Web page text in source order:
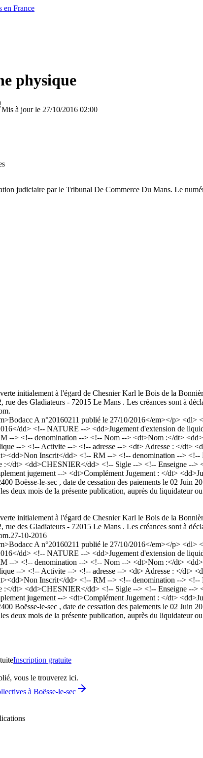
en France
physique
Mis à jour le 27/10/2016 02:00
judiciaire par le Tribunal De Commerce Du Mans. Le
initialement à l'égard de Chesnier Karl le Bois de la
des Gladiateurs - 72015 Le Mans . Les créances sont à
A n°20160211 publié le 27/10/2016</em></p>
dd> <!-- NATURE --> <dd>Jugement d'extension de
--> <!-- denomination --> <!-- Nom --> <dt>Nom :</dt>
--> <!-- Activite --> <!-- adresse --> <dt> Adresse : </dt>
Inscrit</dd> <!-- RM --> <!-- denomination -->
dt> <dd>CHESNIER</dd> <!-- Sigle --> <!-- Enseigne -->
jugement --> <dt>Complément Jugement : </dt>
Boësse-le-sec , date de cessation des paiements le 02
deux mois de la présente publication, auprès du liquidateur
initialement à l'égard de Chesnier Karl le Bois de la
des Gladiateurs - 72015 Le Mans . Les créances sont à
27-10-2016
A n°20160211 publié le 27/10/2016</em></p>
dd> <!-- NATURE --> <dd>Jugement d'extension de
--> <!-- denomination --> <!-- Nom --> <dt>Nom :</dt>
--> <!-- Activite --> <!-- adresse --> <dt> Adresse : </dt>
Inscrit</dd> <!-- RM --> <!-- denomination -->
dt> <dd>CHESNIER</dd> <!-- Sigle --> <!-- Enseigne -->
jugement --> <dt>Complément Jugement : </dt>
Boësse-le-sec , date de cessation des paiements le 02
deux mois de la présente publication, auprès du liquidateur
Inscription gratuite
vous le trouverez ici.
à Boësse-le-sec